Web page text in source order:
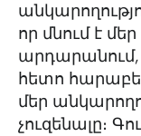
որ մնում է
արդարանում,
հետո
մեր
չուզենալը։